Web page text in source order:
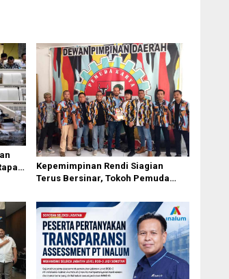
Kepemimpinan Rendi Siagian
Terus Bersinar, Tokoh Pemuda